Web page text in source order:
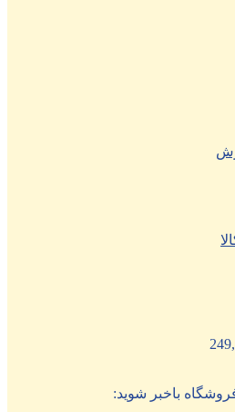
باخبر شوید: